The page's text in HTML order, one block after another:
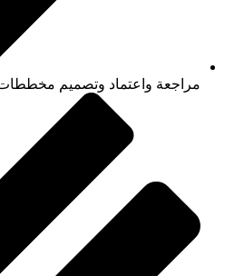
مراجعة واعتماد وتصميم